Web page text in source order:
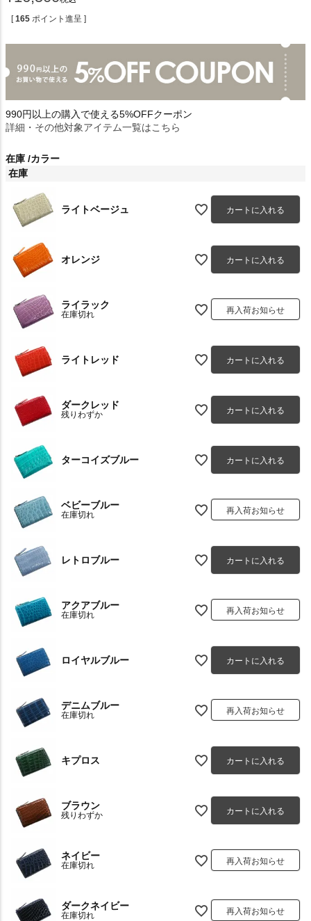
[ 165 ポイント進呈 ]
990円以上の購入で使える5%OFFクーポン
詳細・その他対象アイテム一覧はこちら
在庫 カラー
在庫
ライトベージュ カートに入れる
オレンジ カートに入れる
ライラック
在庫切れ 再入荷お知らせ
ライトレッド カートに入れる
ダークレッド
残りわずか カートに入れる
ターコイズブルー カートに入れる
ベビーブルー
在庫切れ 再入荷お知らせ
レトロブルー カートに入れる
アクアブルー
在庫切れ 再入荷お知らせ
ロイヤルブルー カートに入れる
デニムブルー
在庫切れ 再入荷お知らせ
キプロス カートに入れる
ブラウン
残りわずか カートに入れる
ネイビー
在庫切れ 再入荷お知らせ
ダークネイビー
在庫切れ 再入荷お知らせ